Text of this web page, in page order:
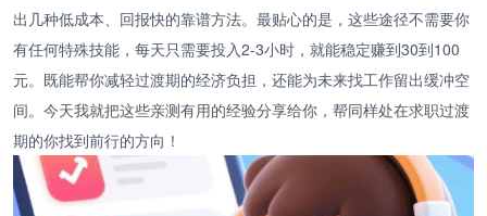
出几种低成本、回报快的靠谱方法。最贴心的是，这些途径不需要你
有任何特殊技能，每天只需要投入2-3小时，就能稳定赚到30到100
元。既能帮你减轻过渡期的经济负担，还能为未来找工作留出缓冲空
间。今天我就把这些亲测有用的经验分享给你，帮同样处在求职过渡
期的你找到前行的方向！